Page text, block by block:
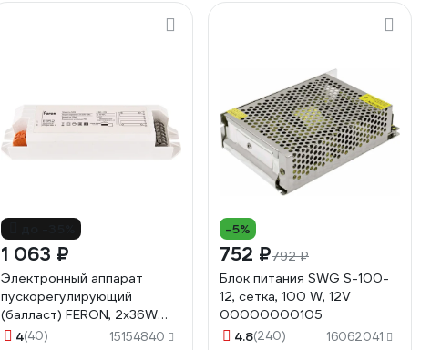
1 063 ₽
Электронный аппарат
пускорегулирующий
(балласт) FERON, 2х36W
T8/G13 230V, EB52 21524
4(40) 15154840
-5%
752 ₽792 ₽
Блок питания SWG S-100-
12, сетка, 100 W, 12V
00000000105
4.8(240) 16062041